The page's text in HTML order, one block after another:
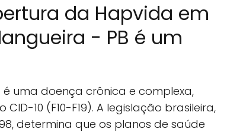
da Hapvida em
- PB é um
uma doença crônica e complexa,
10 (F10-F19). A legislação brasileira,
determina que os planos de saúde